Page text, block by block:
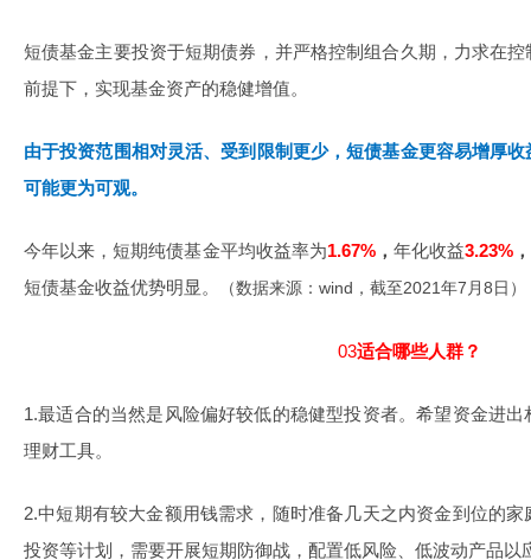
短债基金主要投资于短期债券，并严格控制组合久期，力求在
前提下，实现基金资产的稳健增值。
由于投资范围相对灵活、受到限制更少，短债基金更容易增厚
可能更为可观。
今年以来，短期纯债基金平均收益率为1.67%，年化收益3.23% ，
短债基金收益优势明显。
（数据来源：wind，截至2021年7月8日）
03适合哪些人群？
1.最适合的当然是风险偏好较低的稳健型投资者。希望资金进
理财工具。
2.中短期有较大金额用钱需求，随时准备几天之内资金到位的
投资等计划，需要开展短期防御战，配置低风险、低波动产品以